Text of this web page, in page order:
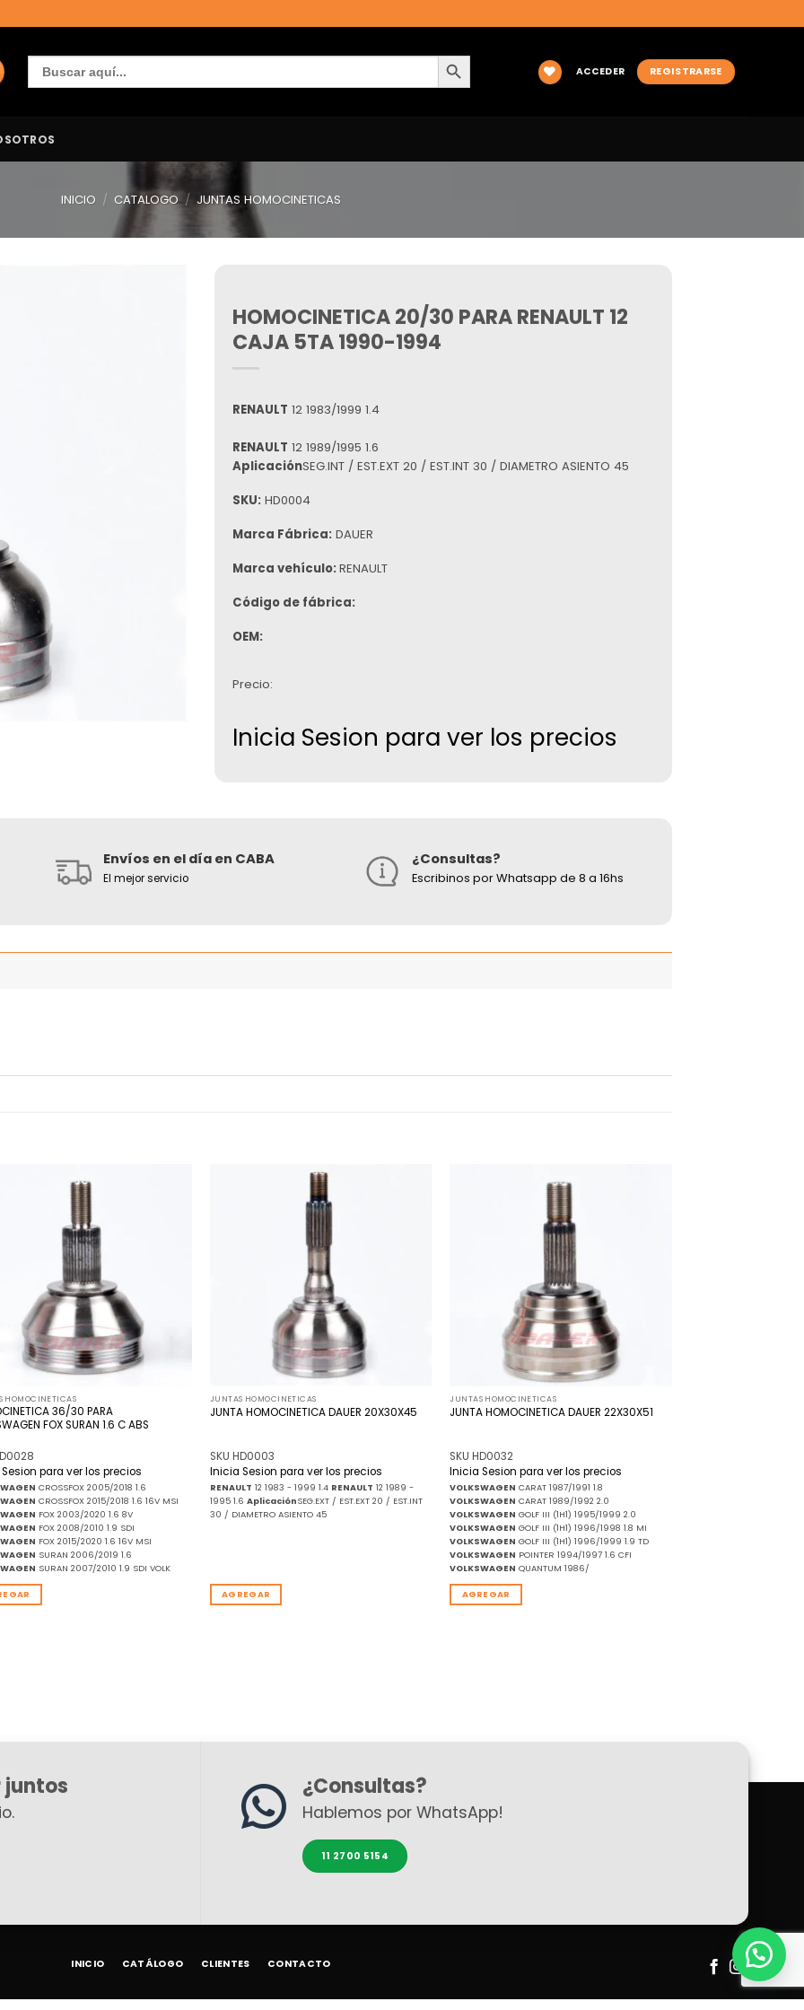
Buscar:
BOTÓN DE BÚSQUEDA
ACCEDER
REGISTRARSE
INICIO / CATALOGO / JUNTAS HOMOCINETICAS
HOMOCINETICA 20/30 PARA RENAULT 12
CAJA 5TA 1990-1994
RENAULT 12 1983/1999 1.4
RENAULT 12 1989/1995 1.6
AplicaciónSEG.INT / EST.EXT 20 / EST.INT 30 / DIAMETRO ASIENTO 45
SKU: HD0004
Marca Fábrica: DAUER
Marca vehículo: RENAULT
Código de fábrica:
OEM:
Precio:
Inicia Sesion para ver los precios
Envíos en el día en CABA
El mejor servicio
¿Consultas?
Escribinos por Whatsapp de 8 a 16hs
HOMOCINETICAS
36/30 PARA
FOX SURAN 1.6 C ABS
para ver los precios
CROSSFOX 2005/2018 1.6
CROSSFOX 2015/2018 1.6 16V MSI
FOX 2003/2020 1.6 8V
FOX 2008/2010 1.9 SDI
FOX 2015/2020 1.6 16V MSI
SURAN 2006/2019 1.6
SURAN 2007/2010 1.9 SDI VOLK
JUNTAS HOMOCINETICAS
JUNTA HOMOCINETICA DAUER 20X30X45
SKU HD0003
Inicia Sesion para ver los precios
RENAULT 12 1983 - 1999 1.4 RENAULT 12 1989 -
1995 1.6 AplicaciónSEG.EXT / EST.EXT 20 / EST.INT
30 / DIAMETRO ASIENTO 45
AGREGAR
JUNTAS HOMOCINETICAS
JUNTA HOMOCINETICA DAUER 22X30X51
SKU HD0032
Inicia Sesion para ver los precios
VOLKSWAGEN CARAT 1987/1991 1.8
VOLKSWAGEN CARAT 1989/1992 2.0
VOLKSWAGEN GOLF III (1H1) 1995/1999 2.0
VOLKSWAGEN GOLF III (1H1) 1996/1998 1.8 MI
VOLKSWAGEN GOLF III (1H1) 1996/1999 1.9 TD
VOLKSWAGEN POINTER 1994/1997 1.6 CFI
VOLKSWAGEN QUANTUM 1986/
AGREGAR
juntos ¿Consultas?
Hablemos por WhatsApp!
11 2700 5154
INICIO CATÁLOGO CLIENTES CONTACTO